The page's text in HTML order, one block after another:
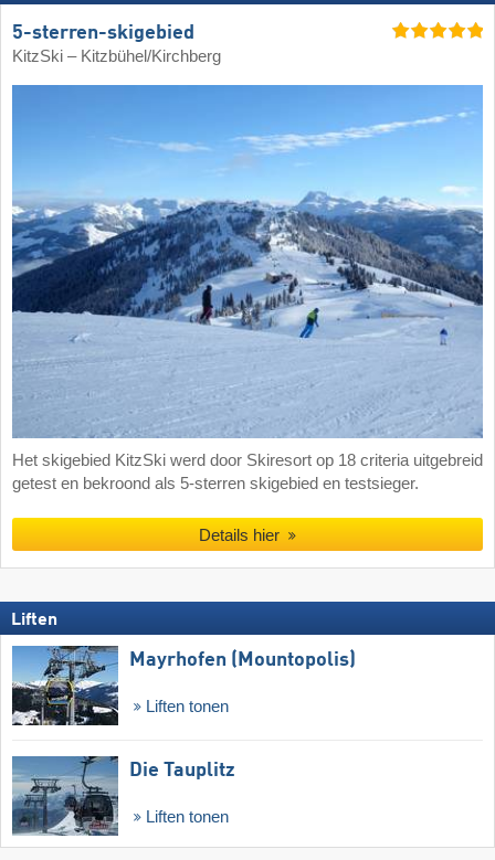
5-sterren-skigebied
KitzSki – Kitzbühel/​Kirchberg
Het skigebied KitzSki werd door Skiresort op 18 criteria uitgebreid
getest en bekroond als 5-sterren skigebied en testsieger.
Details hier
Liften
Mayrhofen (Mountopolis)
Liften tonen
Die Tauplitz
Liften tonen